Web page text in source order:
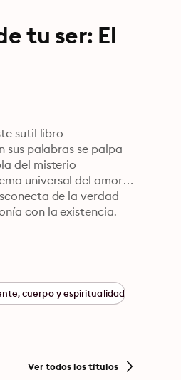
tu ser: El
sutil libro
sus palabras se palpa
del misterio
universal del amor,
de la verdad
con la existencia.
cuerpo y espiritualidad
Ver todos los títulos